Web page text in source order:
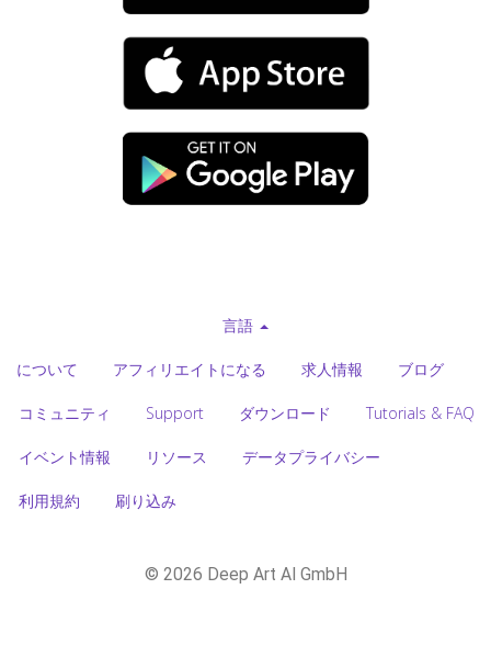
言語
について アフィリエイトになる 求人情報 ブログ
コミュニティ Support ダウンロード Tutorials & FAQ
イベント情報 リソース データプライバシー
利用規約 刷り込み
© 2026 Deep Art AI GmbH